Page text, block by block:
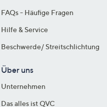
FAQs - Häufige Fragen
Hilfe & Service
Beschwerde/ Streitschlichtung
Über uns
Unternehmen
Das alles ist QVC